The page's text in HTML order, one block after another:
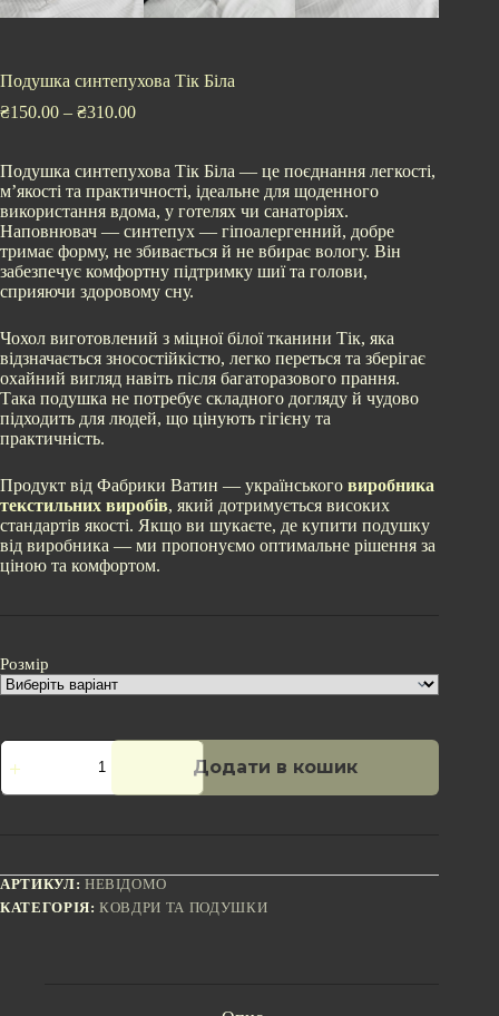
Подушка синтепухова Тік Біла
₴150.00 – ₴310.00
Подушка синтепухова Тік Біла — це поєднання легкості,
м’якості та практичності, ідеальне для щоденного
використання вдома, у готелях чи санаторіях.
Наповнювач — синтепух — гіпоалергенний, добре
тримає форму, не збивається й не вбирає вологу. Він
забезпечує комфортну підтримку шиї та голови,
сприяючи здоровому сну.
Чохол виготовлений з міцної білої тканини Тік, яка
відзначається зносостійкістю, легко переться та зберігає
охайний вигляд навіть після багаторазового прання.
Така подушка не потребує складного догляду й чудово
підходить для людей, що цінують гігієну та
практичність.
Продукт від Фабрики Ватин — українського виробника
текстильних виробів, який дотримується високих
стандартів якості. Якщо ви шукаєте, де купити подушку
від виробника — ми пропонуємо оптимальне рішення за
ціною та комфортом.
Розмір
Подушка
синтепухова
Додати в кошик
АРТИКУЛ: НЕВІДОМО
КАТЕГОРІЯ:КОВДРИ ТА ПОДУШКИ